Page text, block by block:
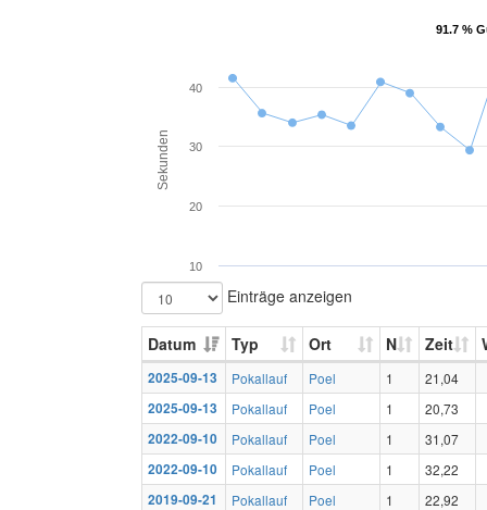
91.7 %
91.7 %
Sekunden
10
20
30
40
Einträge anzeigen
Datum Typ Ort N Zeit
2025-09-13 Pokallauf Poel 1
21,04
2025-09-13
Pokallauf Poel 1
20,73
2022-09-10
Pokallauf Poel 1
31,07
2022-09-10
Pokallauf Poel 1
32,22
2019-09-21
Pokallauf Poel 1
22,92